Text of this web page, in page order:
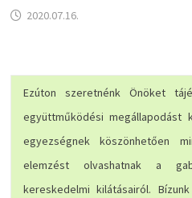
2020.07.16.
Ezúton szeretnénk Önöket
együttműködési
egyezségnek köszönhetően
elemzést olvashatnak a
kereskedelmi kilátásairól.